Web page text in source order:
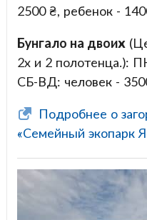
2500 ₴, ребенок -
Бунгало на двоих
2х и 2 полотенца.):
СБ-ВД: человек -
Подробнее о
«Семейный экопарк